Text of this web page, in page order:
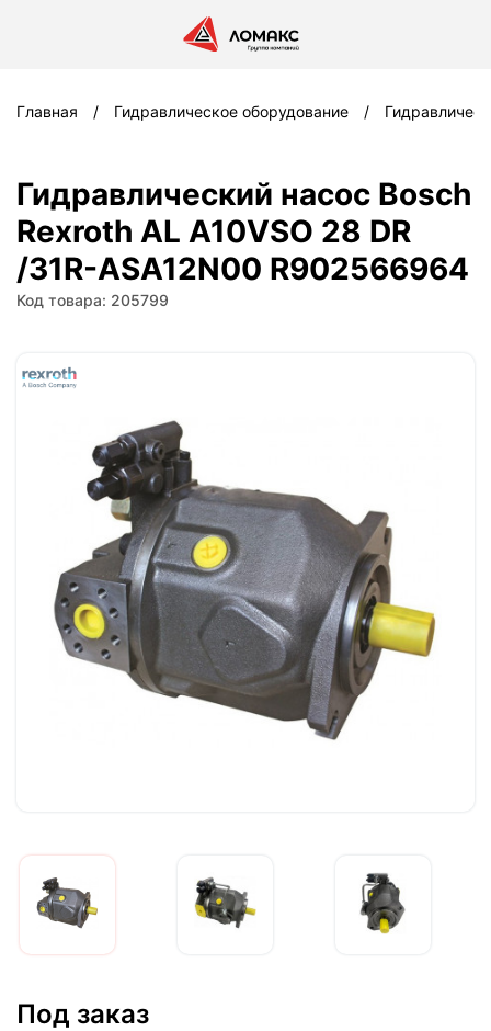
Главная Гидравлическое оборудование
Гидравлический насос Bosch
Rexroth AL A10VSO 28 DR
/31R-ASA12N00 R902566964
Код товара: 205799
Под заказ